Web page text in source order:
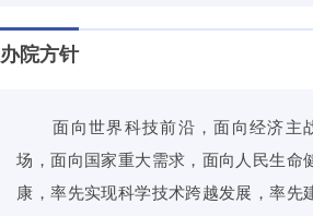
办院方针
面向世界科技前沿，面向经济主
场，面向国家重大需求，面向人民生命
康，率先实现科学技术跨越发展，率先